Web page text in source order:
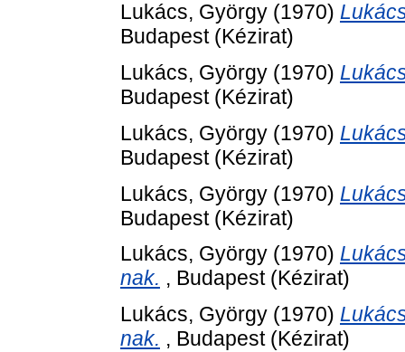
Lukács, György (1970)
Budapest (Kézirat)
Lukács, György (1970)
Budapest (Kézirat)
Lukács, György (1970)
Budapest (Kézirat)
Lukács, György (1970)
Budapest (Kézirat)
Lukács, György (1970)
nak. , Budapest (Kézirat)
Lukács, György (1970)
nak. , Budapest (Kézirat)